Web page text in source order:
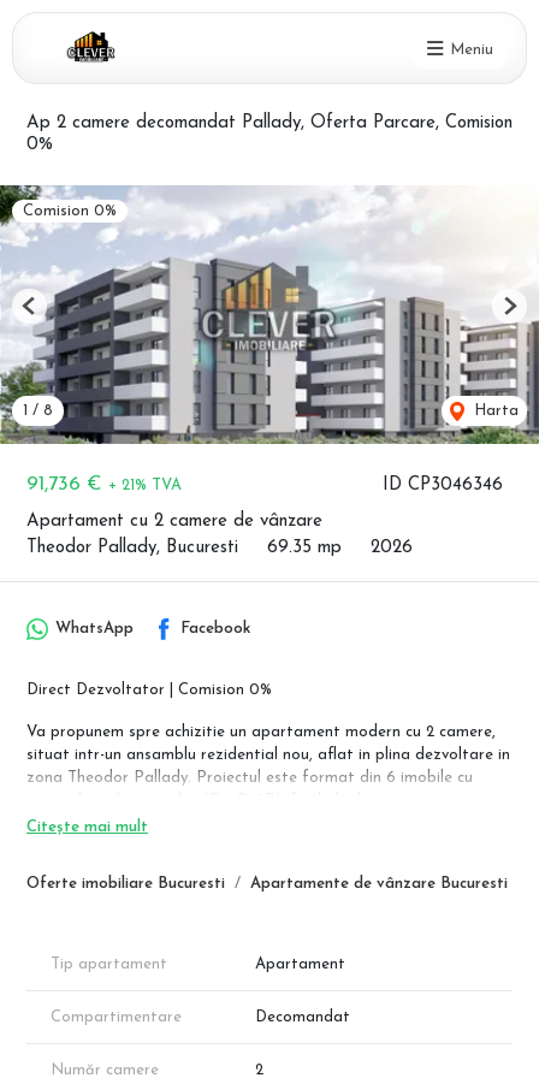
Meniu
Ap 2 camere decomandat Pallady, Oferta Parcare, Comision
0%
ID CP3046346
91,736 € + 21% TVA
Apartament cu 2 camere de vânzare
Theodor Pallady, Bucuresti
69.35 mp 2026
Comision 0%
1 / 8 Harta
Previous
Oferte imobiliare Bucuresti Apartamente de vânzare Bucuresti
WhatsApp Facebook
Direct Dezvoltator | Comision 0%
Va propunem spre achizitie un apartament modern cu 2 camere,
situat intr-un ansamblu rezidential nou, aflat in plina dezvoltare in
zona Theodor Pallady. Proiectul este format din 6 imobile cu
cauta un echilibru intre confortul tehnologiei moderne si
Compartimentare Inteligenta si Suprafete (conform schita):
Living primitor: 21.19 mp
Bucatarie separata: 9.84 mp
Baie moderna: 4.50 mp
Hol: 6.91 mp
Citește mai mult
Tip apartament Apartament
Compartimentare Decomandat
Număr camere 2